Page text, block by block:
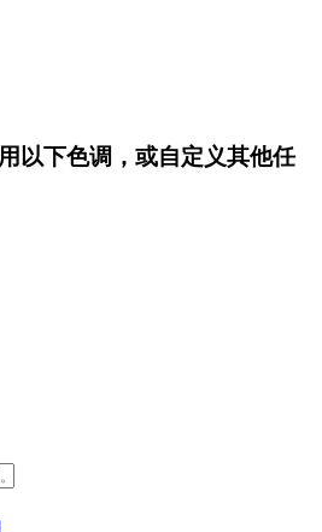
以下色调，或自定义其他任